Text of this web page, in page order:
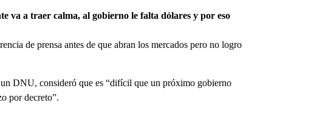
va a traer calma, al gobierno le falta dólares y por eso
de prensa antes de que abran los mercados pero no logro
DNU, consideró que es “difícil que un próximo gobierno
por decreto”.